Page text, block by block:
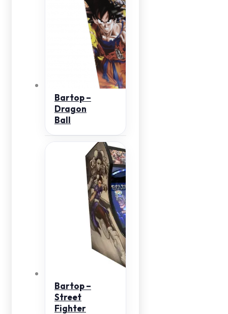
Bartop –
Dragon
Ball
Bartop –
Street
Fighter